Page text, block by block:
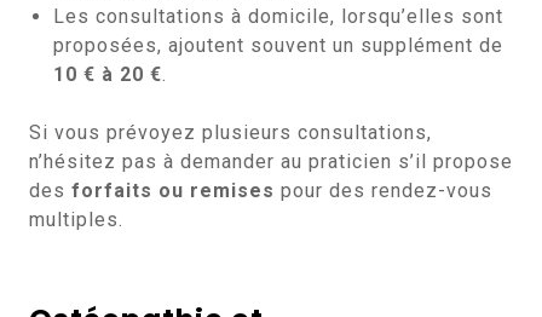
Les consultations à domicile, lorsqu’elles sont
proposées, ajoutent souvent un supplément de
10 € à 20 €
Si vous prévoyez plusieurs consultations,
n’hésitez pas à demander au praticien s’il propose
des forfaits ou remises pour des rendez-vous
multiples.